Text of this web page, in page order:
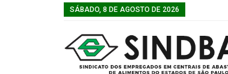
SÁBADO, 8 DE AGOSTO DE 2026